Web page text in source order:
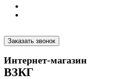
Заказать звонок
Интернет-магазин
ВЗКГ